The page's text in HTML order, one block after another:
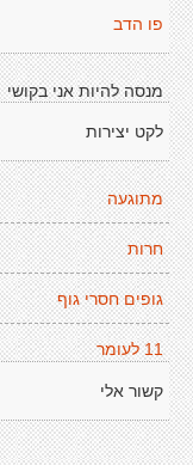
פו הדב
מנסה להיות אני בקושי
לקט יצירות
מתוגעה
חרות
גופים חסרי גוף
11 לעומר
קשור אלי